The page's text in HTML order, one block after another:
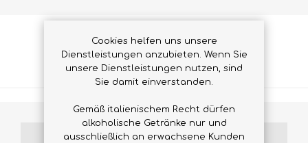
VERWANDTE PRODUKTE
Cookies helfen uns unsere
Dienstleistungen anzubieten. Wenn Sie
unsere Dienstleistungen nutzen, sind
Sie damit einverstanden.
Gemäß italienischem Recht dürfen
alkoholische Getränke nur und
ausschließlich an erwachsene Kunden